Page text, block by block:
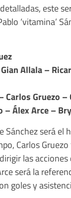
este
‘vitamina’
Allala –
Carlos Gruezo
– Álex Arce –
Sánchez será el
Carlos
las acciones
será la
goles y